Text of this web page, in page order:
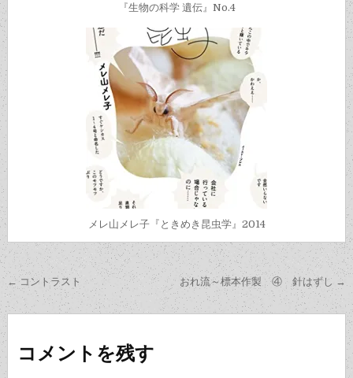
『生物の科学 遺伝』No.4
メレ山メレ子『ときめき昆虫学』2014
投
稿
ビ
← コントラスト おれ流～標本作製 ④ 針はずし →
コメントを残す